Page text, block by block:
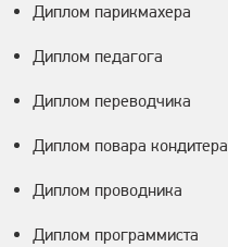
Диплом парикмахера
Диплом педагога
Диплом переводчика
Диплом повара кондитера
Диплом проводника
Диплом программиста